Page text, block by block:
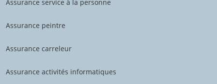
Assurance service à la personne
Assurance peintre
Assurance carreleur
Assurance activités informatiques